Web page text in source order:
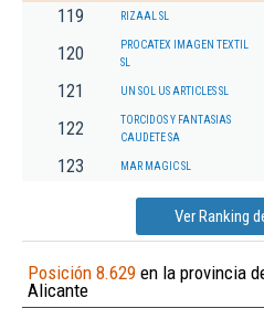
119 RIZAAL SL
120
PROCATEX IMAGEN TEXTIL
SL
121 UN SOL US ARTICLES SL
122
TORCIDOS Y FANTASIAS
CAUDETE SA
123 MAR MAGIC SL
Ver Ranking
Posición 8.629 en la provincia
Alicante